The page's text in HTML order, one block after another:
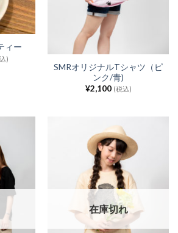
ィー
)
SMRオリジナルTシャツ（ピ
ンク/青)
¥2,100 (税込)
在庫切れ